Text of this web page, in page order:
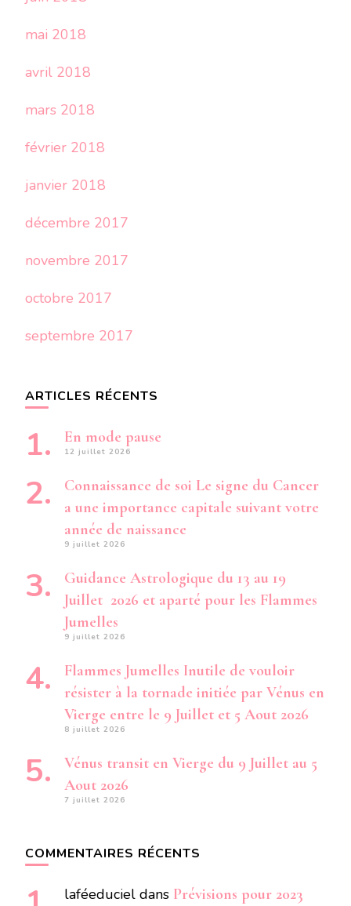
mai 2018
avril 2018
mars 2018
février 2018
janvier 2018
décembre 2017
novembre 2017
octobre 2017
septembre 2017
ARTICLES RÉCENTS
En mode pause
12 juillet 2026
Connaissance de soi Le signe du Cancer
a une importance capitale suivant votre
année de naissance
9 juillet 2026
Guidance Astrologique du 13 au 19
Juillet 2026 et aparté pour les Flammes
Jumelles
9 juillet 2026
Flammes Jumelles Inutile de vouloir
résister à la tornade initiée par Vénus en
Vierge entre le 9 Juillet et 5 Aout 2026
8 juillet 2026
Vénus transit en Vierge du 9 Juillet au 5
Aout 2026
7 juillet 2026
COMMENTAIRES RÉCENTS
laféeduciel dans Prévisions pour 2023